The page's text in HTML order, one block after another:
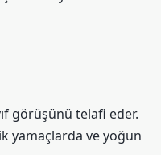
görüşünü telafi eder.
yamaçlarda ve yoğun